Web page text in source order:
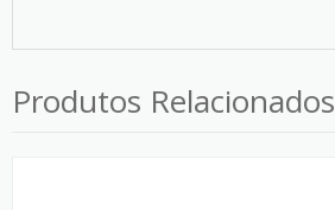
Produtos Relacionados